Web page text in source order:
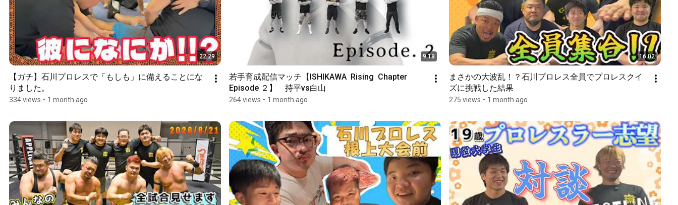
22:29
【ガチ】石川プロレスで「もしも」に備えることにな
りました。
334 views • 1 month ago
9:18
若手育成配信マッチ【ISHIKAWA  Rising  Chapter
Episode ２】　持平vs白山
264 views • 1 month ago
16:02
まさかの大波乱！？石川プロレス全員でプロレスクイ
ズに挑戦した結果
275 views • 1 month ago